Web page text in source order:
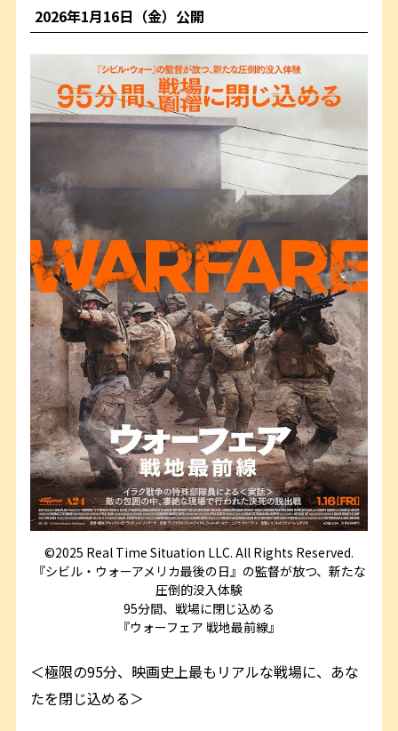
2026年1月16日（金）公開
©2025 Real Time Situation LLC. All Rights Reserved.
『シビル・ウォーアメリカ最後の日』の監督が放つ、新たな
圧倒的没入体験
95分間、戦場に閉じ込める
『ウォーフェア 戦地最前線』
＜極限の95分、映画史上最もリアルな戦場に、あな
たを閉じ込める＞